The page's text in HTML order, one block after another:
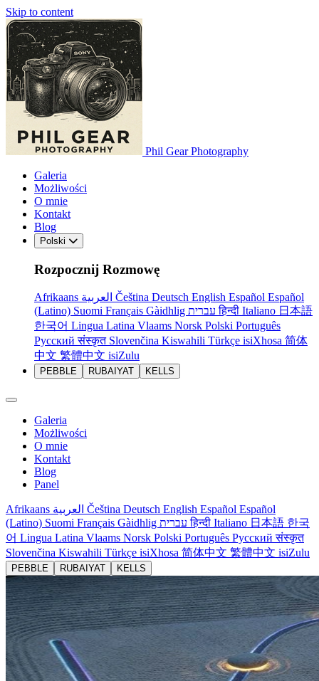
Skip to content
Phil Gear Photography
Galeria
Możliwości
O mnie
Kontakt
Blog
Polski
Rozpocznij Rozmowę
Afrikaans Čeština Deutsch English Español Español
(Latino) Suomi Français Gàidhlig עבריתहिन्दी Italiano 日本語
한국어 Lingua Latina Vlaams Norsk Polski Português
Русскийसंस्कृत Slovenčina Kiswahili Türkçe isiXhosa 简体
中文 繁體中文 isiZulu
PEBBLE RUBAIYAT KELLS
Galeria
Możliwości
O mnie
Kontakt
Blog
Panel
Afrikaans Čeština Deutsch English Español Español
(Latino) Suomi Français Gàidhlig עבריתहिन्दी Italiano 日本語 한국
어 Lingua Latina Vlaams Norsk Polski Português Русскийसंस्कृत
Slovenčina Kiswahili Türkçe isiXhosa 简体中文 繁體中文 isiZulu
PEBBLE RUBAIYAT KELLS